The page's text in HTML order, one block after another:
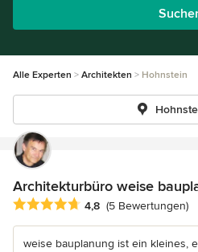
Alle Experten Architekten Hohnstein
Architekturbüro weise
Durchschnittliche Bewertung:
4,8 (5 Bewertungen)
weise bauplanung ist ein kleines,